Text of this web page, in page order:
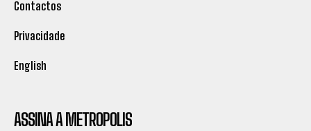
Contactos
Privacidade
English
ASSINA A METROPOLIS